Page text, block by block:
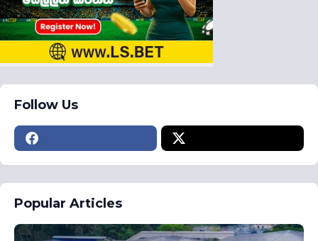
Follow Us
Popular Articles